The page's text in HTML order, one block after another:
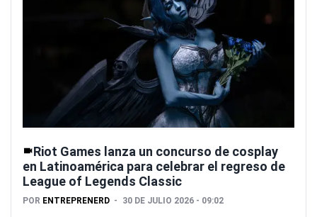
Riot Games lanza un concurso de cosplay
en Latinoamérica para celebrar el regreso de
League of Legends Classic
POR ENTREPRENERD 30 DE JULIO 2026 - 09:02